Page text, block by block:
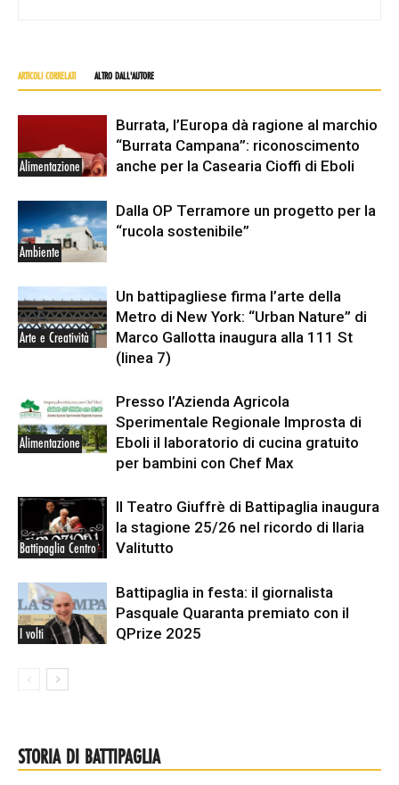
ARTICOLI CORRELATI ALTRO DALL'AUTORE
Alimentazione
Burrata, l’Europa dà ragione al marchio
“Burrata Campana”: riconoscimento
anche per la Casearia Cioffi di Eboli
Ambiente
Dalla OP Terramore un progetto per la
“rucola sostenibile”
Arte e Creatività
Un battipagliese firma l’arte della
Metro di New York: “Urban Nature” di
Marco Gallotta inaugura alla 111 St
(linea 7)
Alimentazione
Presso l’Azienda Agricola
Sperimentale Regionale Improsta di
Eboli il laboratorio di cucina gratuito
per bambini con Chef Max
Battipaglia Centro
Il Teatro Giuffrè di Battipaglia inaugura
la stagione 25/26 nel ricordo di Ilaria
Valitutto
I volti
Battipaglia in festa: il giornalista
Pasquale Quaranta premiato con il
QPrize 2025
STORIA DI BATTIPAGLIA